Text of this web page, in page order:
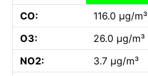
CO:
116.0 µg/m³
O3:
26.0 µg/m³
NO2:
3.7 µg/m³